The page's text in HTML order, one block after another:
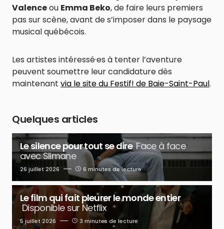
Valenceou Emma Beko, de faire leurs premiers
pas sur scène, avant de s’imposer dans le paysage
musical québécois.
Les artistes intéressé·es à tenter l’aventure
peuvent soumettre leur candidature dès
maintenant via le site du Festif! de Baie-Saint-Paul.
Quelques articles
Le silence pour tout se dire Face à face
avec Slimane
26 juillet 2026 6 minutes de lecture
Le film qui fait pleurer le monde entier
Disponible sur Netflix
5 juillet 2026 3 minutes de lecture